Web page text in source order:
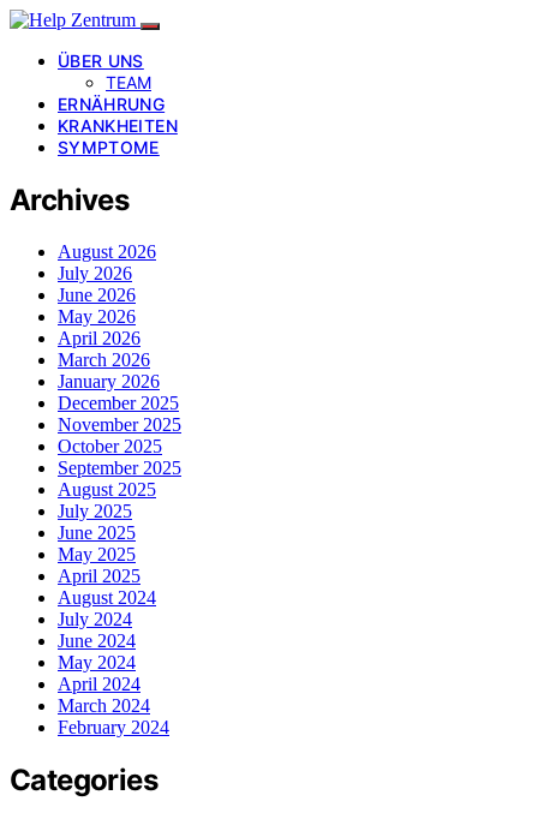
ÜBER UNS
TEAM
ERNÄHRUNG
KRANKHEITEN
SYMPTOME
Archives
August 2026
July 2026
June 2026
May 2026
April 2026
March 2026
January 2026
December 2025
November 2025
October 2025
September 2025
August 2025
July 2025
June 2025
May 2025
April 2025
August 2024
July 2024
June 2024
May 2024
April 2024
March 2024
February 2024
Categories